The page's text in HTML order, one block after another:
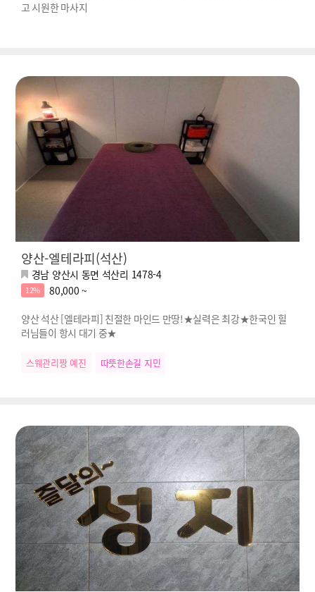
고 시원한 마사지
양산-엘테라피(석산)
경남 양산시 동면 석산리 1478-4
12%
80,000 ~
양산 석산 [엘테라피] 친절한 마인드 만땅!★실력은 최강★한국인 힐
러님들이 항시 대기 중★
스웨관리짱 예진 따뜻한손길 지민